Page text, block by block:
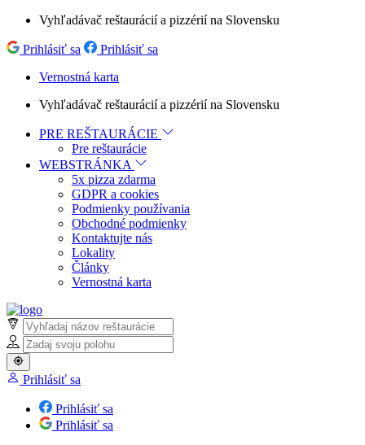
Vyhľadávač reštaurácií a pizzérií na Slovensku
Prihlásiť sa
Prihlásiť sa
Vernostná karta
Vyhľadávač reštaurácií a pizzérií na Slovensku
PRE REŠTAURÁCIE
Pre reštaurácie
WEBSTRÁNKA
5x pizza zdarma
GDPR a cookies
Podmienky používania
Obchodné podmienky
Kontaktujte nás
Lokality
Články
Vernostná karta
Prihlásiť sa
Prihlásiť sa
Prihlásiť sa